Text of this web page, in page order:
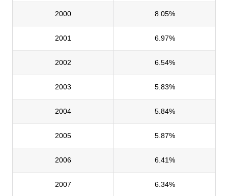
2000 8.05%
2001 6.97%
2002 6.54%
2003 5.83%
2004 5.84%
2005 5.87%
2006 6.41%
2007 6.34%